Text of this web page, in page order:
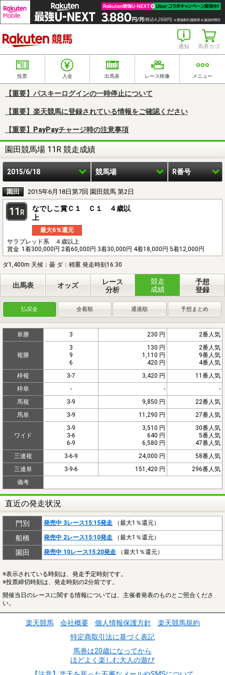
馬券カゴ
通知
投票 入金 出馬表 レース映像 メニュー
【重要】パスキーログインの一時停止について
【重要】楽天競馬に登録されている情報をご確認ください
【重要】PayPayチャージ時の注意事項
園田競馬場 11R 競走成績
2015/6/18 競馬場 R番号
園田 2015年6月18日第7回 園田競馬 第2日
11 R
なでしこ賞Ｃ１ Ｃ１ ４歳以
上
最大6％還元
サラブレッド系 ４歳以上
賞金 1着300,000円 2着60,000円 3着30,000円 4着18,000円 5着12,000円
ダ1,400m 天候：曇 ダ：稍重 発走時刻16:30
出馬表 オッズ
レース
分析
競走
成績
予想
登録
払戻金 全着順 通過順 予想まとめ
単勝 3 230 円 2番人気
複勝
3
9
6
130 円
1,110 円
420 円
2番人気
9番人気
4番人気
枠複
3-7 3,420 円
11番人気
枠単
- -
-
馬複
3-9 9,850 円
22番人気
馬単
3-9 11,290 円 27番人気
ワイド
3-9
3-6
6-9
3,510 円
640 円
6,580 円
30番人気
5番人気
47番人気
三連複
3-6-9 24,000 円
58番人気
三連単
3-9-6 151,420 円
296番人気
備考
直近の発走状況
門別 発売中 3レース15:15発走 （最大1％還元）
船橋 発売中 2レース15:10発走 （最大1％還元）
園田 発売中 10レース15:20発走 （最大1％還元）
※表示されている時刻は、発走予定時刻です。
※投票締切時刻は、発走時刻の2分前です。
開催当日のレースに関する情報については、主催者発表のものとご照合くださ
い。
楽天競馬 会社概要 個人情報保護方針
楽天競馬規約
特定商取引法に基づく表記
馬券は20歳になってから
ほどよく楽しむ大人の遊び